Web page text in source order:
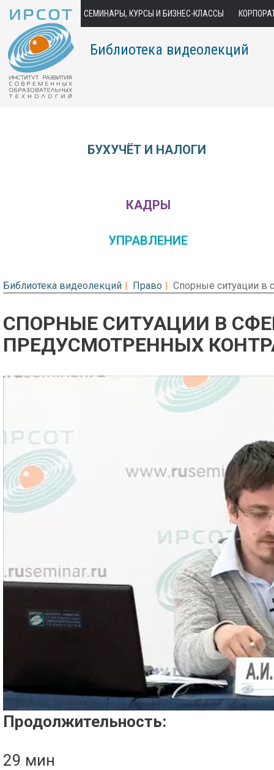
СЕМИНАРЫ, КУРСЫ И БИЗНЕС-КЛАССЫ
Библиотека видеолекций
БУХУЧЁТ И НАЛОГИ
КАДРЫ
УПРАВЛЕНИЕ
Библиотека видеолекций Право Спорные ситуации в
СПОРНЫЕ СИТУАЦИИ В
ПРЕДУСМОТРЕННЫХ
Предварительный просмотр.
Продолжительность:
29 мин